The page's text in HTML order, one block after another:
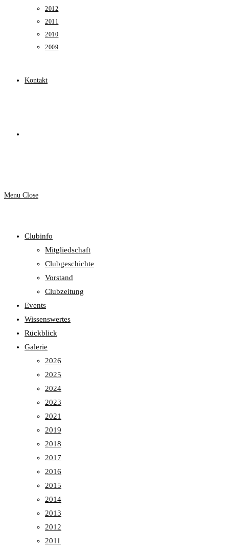
2012
2011
2010
2009
Kontakt
search
Menu Close
Clubinfo
Mitgliedschaft
Clubgeschichte
Vorstand
Clubzeitung
Events
Wissenswertes
Rückblick
Galerie
2026
2025
2024
2023
2021
2019
2018
2017
2016
2015
2014
2013
2012
2011